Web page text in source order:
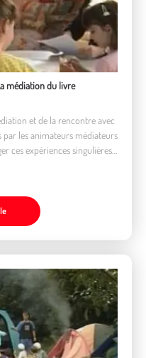
médiation du livre
et de la rencontre avec
les animateurs médiateurs
ces expériences singulières